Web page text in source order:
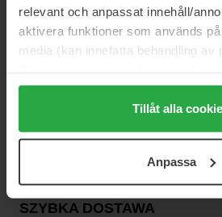
relevant och anpassat innehåll/
aktivera funktioner som används
media (kan innefatta behandling av
Genom att trycka på "Tillåt alla
alla cookies, medan du under
användningen av cookies. Du kan
samt vår Integritetspolicy.
Tillåt alla
Anpassa
skrzynki? Będziemy wysyłać Ci
BEZPIECZNA PŁATNOŚĆ
SZYBKA DOSTAWA